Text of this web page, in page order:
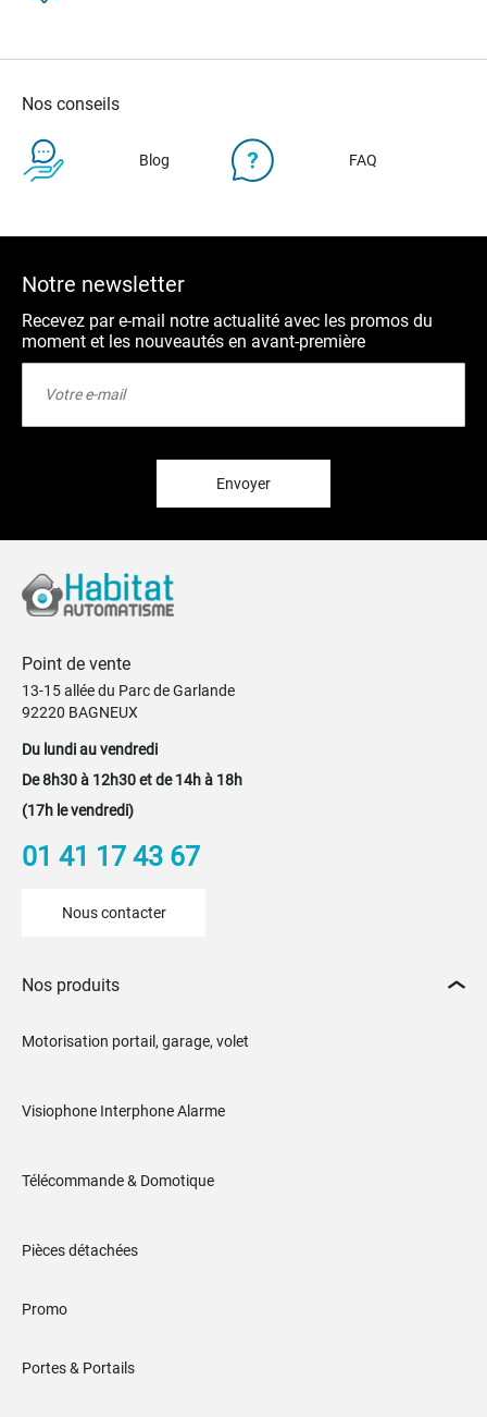
Nos conseils
Blog FAQ
Notre newsletter
Recevez par e-mail notre actualité avec les promos du
moment et les nouveautés en avant-première
Envoyer
Point de vente
13-15 allée du Parc de Garlande
92220 BAGNEUX
Du lundi au vendredi
De 8h30 à 12h30 et de 14h à 18h
(17h le vendredi)
01 41 17 43 67
Nous contacter
Nos produits
Motorisation portail, garage, volet
Visiophone Interphone Alarme
Télécommande & Domotique
Pièces détachées
Promo
Portes & Portails